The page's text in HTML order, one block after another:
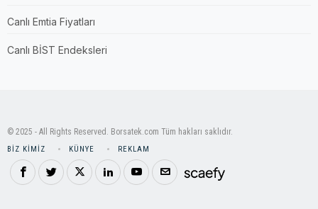
Canlı Emtia Fiyatları
Canlı BİST Endeksleri
© 2025 - All Rights Reserved. Borsatek.com Tüm hakları saklıdır.
BIZ KIMIZ KÜNYE REKLAM